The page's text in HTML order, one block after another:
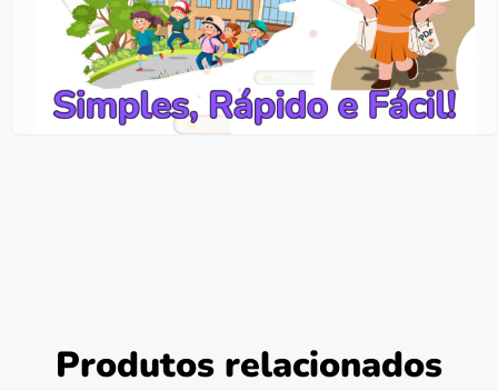
Produtos relacionados